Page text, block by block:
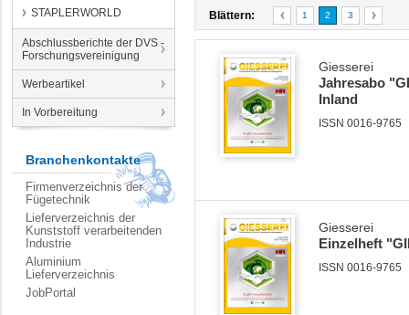
STAPLERWORLD
Abschlussberichte der DVS -
Forschungsvereinigung
Werbeartikel
In Vorbereitung
Branchenkontakte
Firmenverzeichnis der
Fügetechnik
Lieferverzeichnis der
Kunststoff verarbeitenden
Industrie
Aluminium
Lieferverzeichnis
JobPortal
Blättern: 1 2 3
Giesserei
Jahresabo
Inland
ISSN 0016-9765
Giesserei
Einzelheft
ISSN 0016-9765